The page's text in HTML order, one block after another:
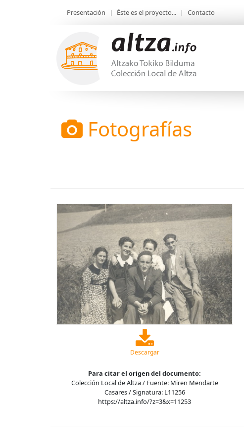
Presentación | Éste es el proyecto... | Contacto
Fotografías
Descargar
Para citar el origen del documento:
Colección Local de Altza / Fuente: Miren Mendarte
Casares / Signatura: L11256
https://altza.info/?z=3&x=11253